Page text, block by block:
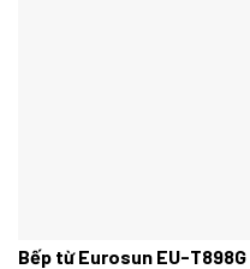
Bếp từ Eurosun EU-T898G